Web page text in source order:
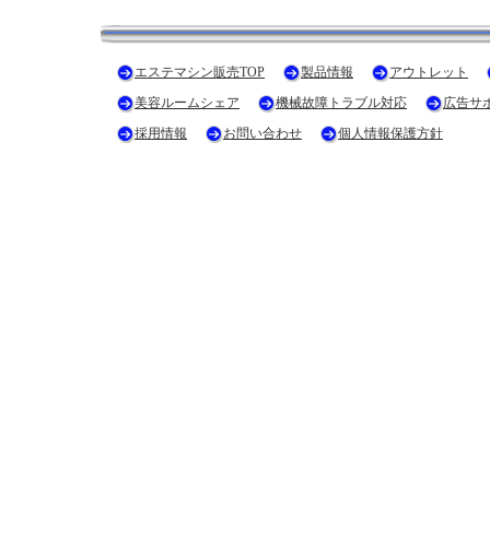
エステマシン販売TOP 製品情報
アウトレット
美容ルームシェア
機械故障トラブル対応
広告サ
採用情報
お問い合わせ 個人情報保護方針